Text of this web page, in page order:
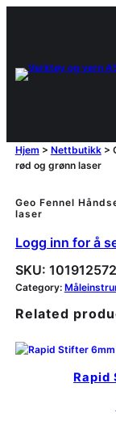
Hjem > Nettbutikk>
rød og grønn laser
Geo Fennel
laser
Logg inn for å
SKU:
Category:
Related
Rapid